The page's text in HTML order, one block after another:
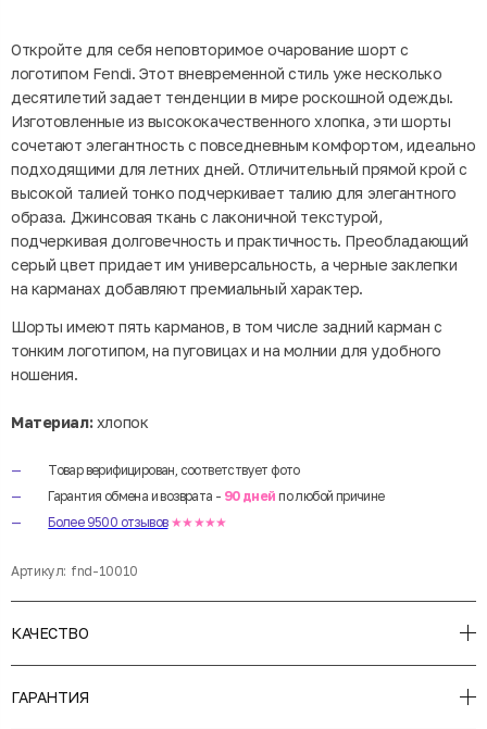
Откройте для себя неповторимое очарование шорт с
логотипом Fendi. Этот вневременной стиль уже несколько
десятилетий задает тенденции в мире роскошной одежды.
Изготовленные из высококачественного хлопка, эти шорты
сочетают элегантность с повседневным комфортом, идеально
подходящими для летних дней. Отличительный прямой крой с
высокой талией тонко подчеркивает талию для элегантного
образа. Джинсовая ткань с лаконичной текстурой,
подчеркивая долговечность и практичность. Преобладающий
серый цвет придает им универсальность, а черные заклепки
на карманах добавляют премиальный характер.
Шорты имеют пять карманов, в том числе задний карман с
тонким логотипом, на пуговицах и на молнии для удобного
ношения.
Материал:хлопок
Товар верифицирован, соответствует фото
Гарантия обмена и возврата - 90 дней по любой причине
Более 9500 отзывов ★★★★★
Артикул: fnd-10010
КАЧЕСТВО
ГАРАНТИЯ